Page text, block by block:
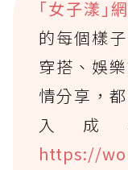
｢女子漾｣
的每個樣
穿搭、娛
情分享，
入成
https://